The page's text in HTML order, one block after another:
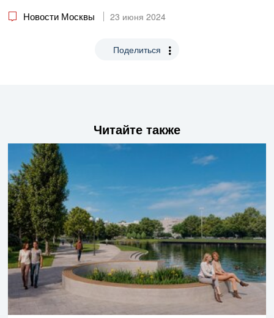
Новости Москвы 23 июня 2024
Поделиться
Читайте также